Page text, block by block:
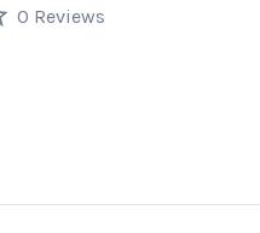
0 Reviews